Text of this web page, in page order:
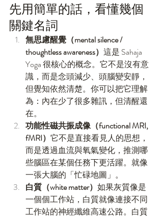
先用簡單的話，看懂幾個
關鍵名詞
無思慮醒覺（mental silence /
thoughtless awareness） 這是 Sahaja
Yoga 很核心的概念。它不是沒有意
識，而是念頭減少、頭腦變安靜，
但覺知依然清楚。你可以把它理解
為：內在少了很多雜訊，但清醒還
在。
功能性磁共振成像（functional MRI,
fMRI） 它不是直接看見人的思想，
而是透過血流與氧氣變化，推測哪
些腦區在某個任務下更活躍。就像
一張大腦的「忙碌地圖」。
白質（white matter） 如果灰質像是
一個個工作站，白質就像連接不同
工作站的神經纖維高速公路。白質